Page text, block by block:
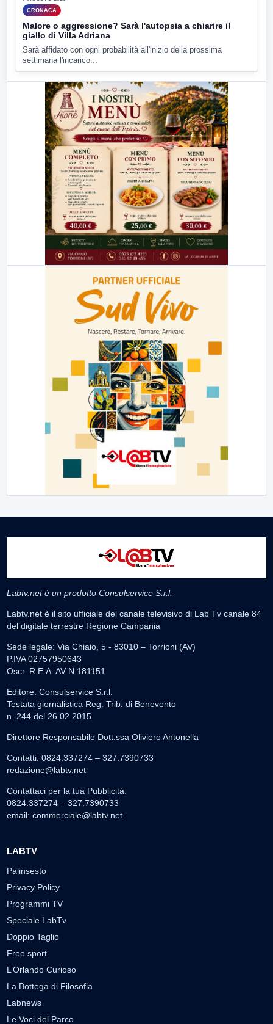
CRONACA
Malore o aggressione? Sarà l'autopsia a chiarire il
giallo di Villa Adriana
Sarà affidato con ogni probabilità all'inizio della prossima
settimana l'incarico...
Labtv.net è un prodotto Consulservice S.r.l.
Labtv.net è il sito ufficiale del canale televisivo di Lab Tv canale 84
del digitale terrestre Regione Campania
Sede legale: Via Chiaio, 5 - 83010 – Torrioni (AV)
P.IVA 02757950643
Oscr. R.E.A. AV N.181151
Editore: Consulservice S.r.l.
Testata giornalistica Reg. Trib. di Benevento
n. 244 del 26.02.2015
Direttore Responsabile Dott.ssa Oliviero Antonella
Contatti: 0824.337274 – 327.7390733
redazione@labtv.net
Contattaci per la tua Pubblicità:
0824.337274 – 327.7390733
email: commerciale@labtv.net
LABTV
Palinsesto
Privacy Policy
Programmi TV
Speciale LabTv
Doppio Taglio
Free sport
L’Orlando Curioso
La Bottega di Filosofia
Labnews
Le Voci del Parco